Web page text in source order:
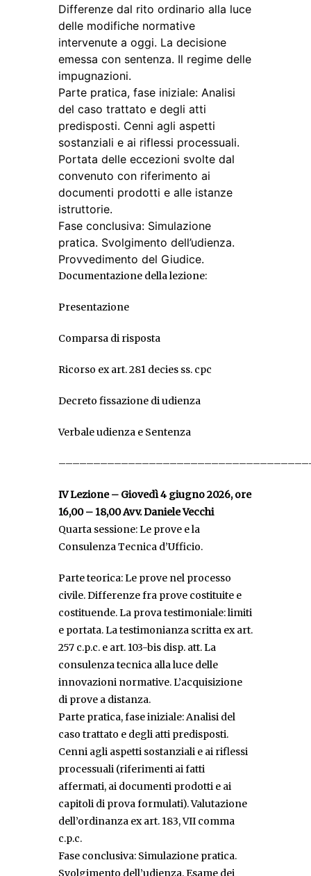
Differenze dal rito ordinario alla luce
delle modifiche normative
intervenute a oggi. La decisione
emessa con sentenza. Il regime delle
impugnazioni.
Parte pratica, fase iniziale: Analisi
del caso trattato e degli atti
predisposti. Cenni agli aspetti
sostanziali e ai riflessi processuali.
Portata delle eccezioni svolte dal
convenuto con riferimento ai
documenti prodotti e alle istanze
istruttorie.
Fase conclusiva: Simulazione
pratica. Svolgimento dell’udienza.
Provvedimento del Giudice.
Documentazione della lezione:
Presentazione
Comparsa di risposta
Ricorso ex art. 281 decies ss. cpc
Decreto fissazione di udienza
Verbale udienza e Sentenza
IV Lezione – Giovedì4 giugno 2026, ore
16,00 – 18,00 Avv. Daniele Vecchi
Quarta sessione: Le prove e la
Consulenza Tecnica d’Ufficio.
Parte teorica: Le prove nel processo
civile. Differenze fra prove costituite e
costituende. La prova testimoniale: limiti
e portata. La testimonianza scritta ex art.
257 c.p.c. e art. 103-bis disp. att. La
consulenza tecnica alla luce delle
innovazioni normative. L’acquisizione
di prove a distanza.
Parte pratica, fase iniziale: Analisi del
caso trattato e degli atti predisposti.
Cenni agli aspetti sostanziali e ai riflessi
processuali (riferimenti ai fatti
affermati, ai documenti prodotti e ai
capitoli di prova formulati). Valutazione
dell’ordinanza ex art. 183, VII comma
c.p.c.
Fase conclusiva: Simulazione pratica.
Svolgimento dell’udienza. Esame dei